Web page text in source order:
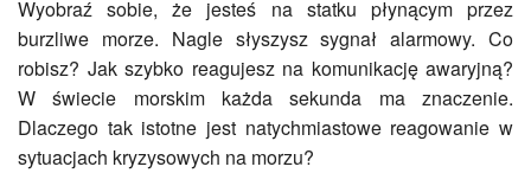
Wyobraź sobie, że jesteś na statku płynącym przez
burzliwe morze. Nagle słyszysz sygnał alarmowy. Co
robisz? Jak szybko reagujesz na komunikację awaryjną?
W świecie morskim każda sekunda ma znaczenie.
Dlaczego tak istotne jest natychmiastowe reagowanie w
sytuacjach kryzysowych na morzu?